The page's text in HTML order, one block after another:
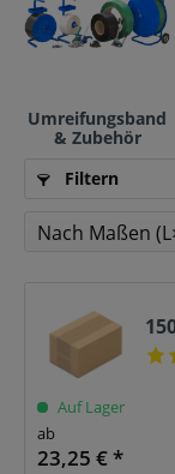
Umreifungsband
& Zubehör
Filtern
Auf Lager
ab
23,25 € *